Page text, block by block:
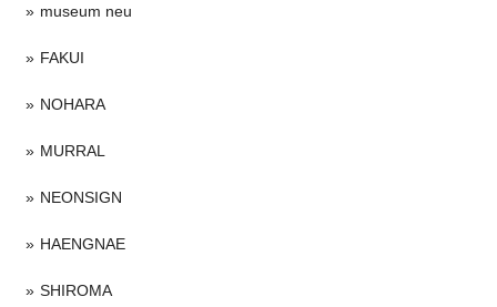
museum neu
FAKUI
NOHARA
MURRAL
NEONSIGN
HAENGNAE
SHIROMA